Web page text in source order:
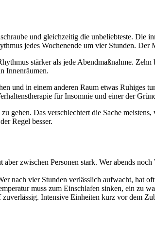
und gleichzeitig die unbeliebteste. Die
jedes Wochenende um vier Stunden.
stärker als jede Abendmaßnahme.
Innenräumen.
und in einem anderen Raum etwas
für Insomnie und einer der
gehen. Das verschlechtert die Sache
Regel besser.
zwischen Personen stark. Wer abends
nach vier Stunden verlässlich aufwacht, hat
muss zum Einschlafen sinken, ein zu
Intensive Einheiten kurz vor dem